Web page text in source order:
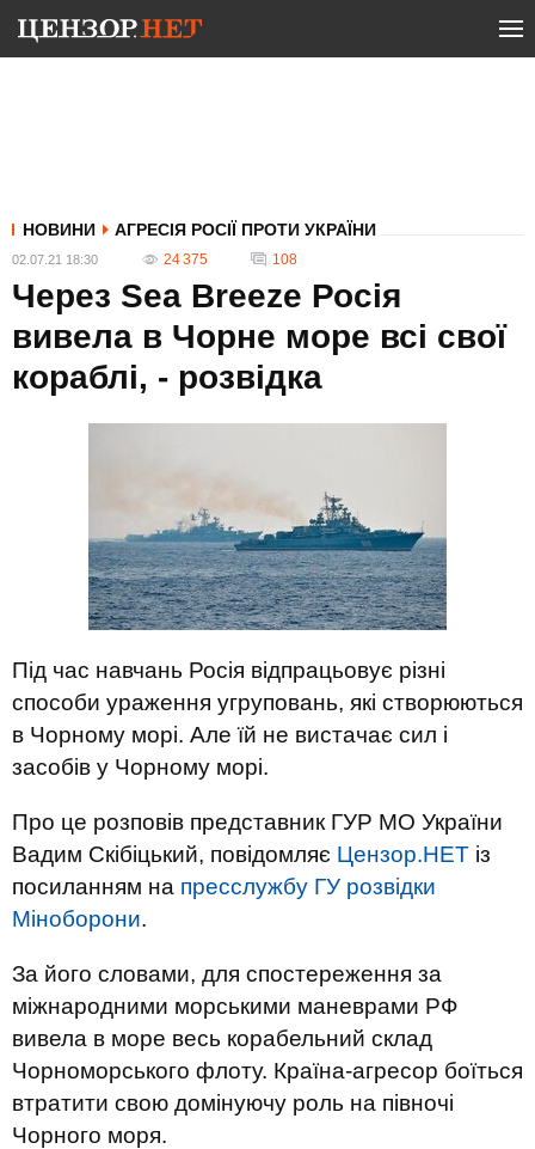
НОВИНИ АГРЕСІЯ РОСІЇ ПРОТИ УКРАЇНИ
02.07.21 18:30 24 375 108
Через Sea Breeze Росія
вивела в Чорне море всі свої
кораблі, - розвідка
Під час навчань Росія відпрацьовує різні
способи ураження угруповань, які створюються
в Чорному морі. Але їй не вистачає сил і
засобів у Чорному морі.
Про це розповів представник ГУР МО України
Вадим Скібіцький, повідомляє Цензор.НЕТ із
посиланням на пресслужбу ГУ розвідки
Міноборони.
За його словами, для спостереження за
міжнародними морськими маневрами РФ
вивела в море весь корабельний склад
Чорноморського флоту. Країна-агресор боїться
втратити свою домінуючу роль на півночі
Чорного моря.